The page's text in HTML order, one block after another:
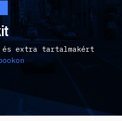
extra tartalmakért